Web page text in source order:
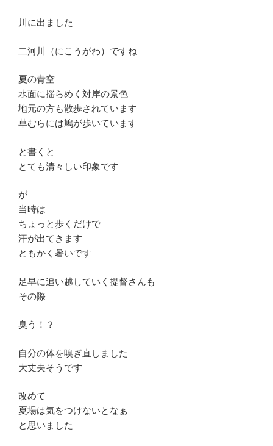
川に出ました
二河川（にこうがわ）ですね
夏の青空
水面に揺らめく対岸の景色
地元の方も散歩されています
草むらには鳩が歩いています
と書くと
とても清々しい印象です
が
当時は
ちょっと歩くだけで
汗が出てきます
ともかく暑いです
足早に追い越していく提督さんも
その際
臭う！？
自分の体を嗅ぎ直しました
大丈夫そうです
改めて
夏場は気をつけないとなぁ
と思いました